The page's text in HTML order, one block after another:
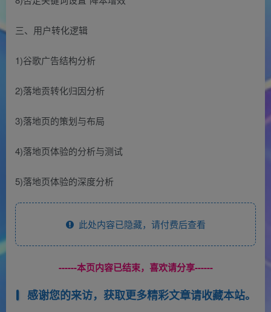
三、用户转化逻辑
1)谷歌广告结构分析
2)落地贡转化归因分析
3)落地页的策划与布局
4)落地页体验的分析与测试
5)落地页体验的深度分析
此处内容已隐藏，请付费后查看
------本页内容已结束，喜欢请分享------
感谢您的来访，获取更多精彩文章请收藏本站。